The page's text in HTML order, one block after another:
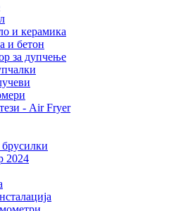
и керамика
и бетон
за дупчење
- Air Fryer
2024